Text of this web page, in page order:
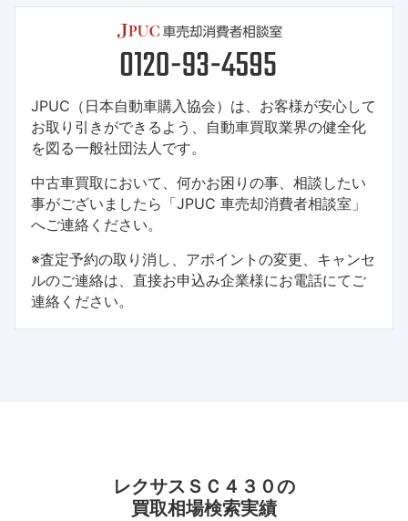
JPUC（日本自動車購入協会）は、お客様が安心して
お取り引きができるよう、自動車買取業界の健全化
を図る一般社団法人です。
中古車買取において、何かお困りの事、相談したい
事がございましたら「JPUC 車売却消費者相談室」
へご連絡ください。
※査定予約の取り消し、アポイントの変更、キャンセ
ルのご連絡は、直接お申込み企業様にお電話にてご
連絡ください。
レクサスＳＣ４３０の
買取相場検索実績